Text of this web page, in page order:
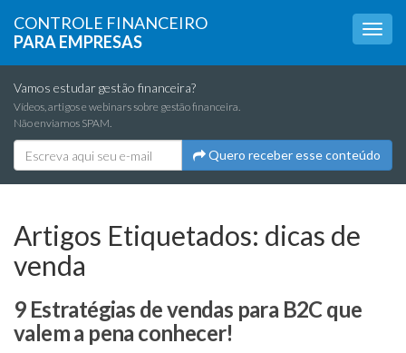
CONTROLE FINANCEIRO
PARA EMPRESAS
Vamos estudar gestão financeira?
Vídeos, artigos e webinars sobre gestão financeira.
Não enviamos SPAM.
Quero receber esse conteúdo
Artigos Etiquetados: dicas de
venda
9 Estratégias de vendas para B2C que
valem a pena conhecer!